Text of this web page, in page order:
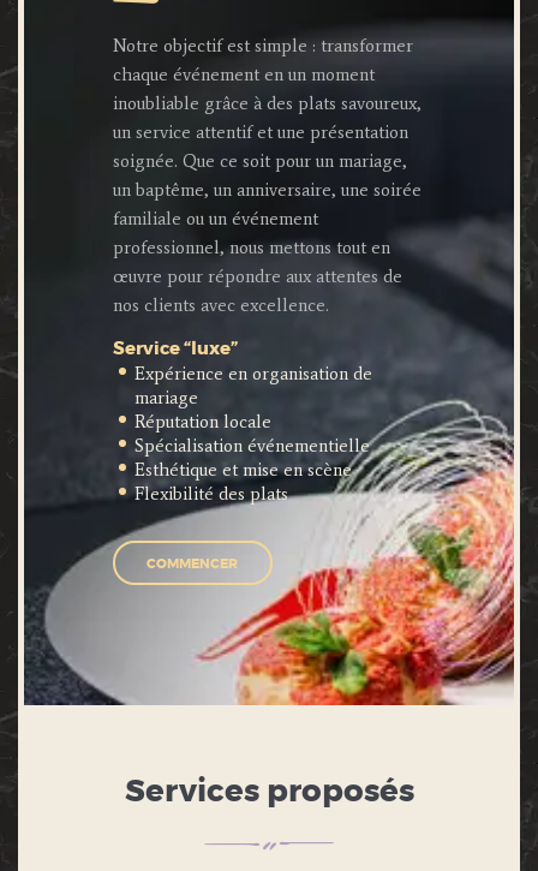
Notre objectif est simple : transformer
chaque événement en un moment
inoubliable grâce à des plats savoureux,
un service attentif et une présentation
soignée. Que ce soit pour un mariage,
un baptême, un anniversaire, une soirée
familiale ou un événement
professionnel, nous mettons tout en
œuvre pour répondre aux attentes de
nos clients avec excellence.
Service “luxe”
Expérience en organisation de
mariage
Réputation locale
Spécialisation événementielle
Esthétique et mise en scène
Flexibilité des plats
COMMENCER
Services proposés